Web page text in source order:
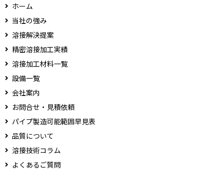
ホーム
当社の強み
溶接解決提案
精密溶接加工実績
溶接加工材料一覧
設備一覧
会社案内
お問合せ・見積依頼
パイプ製造可能範囲早見表
品質について
溶接技術コラム
よくあるご質問